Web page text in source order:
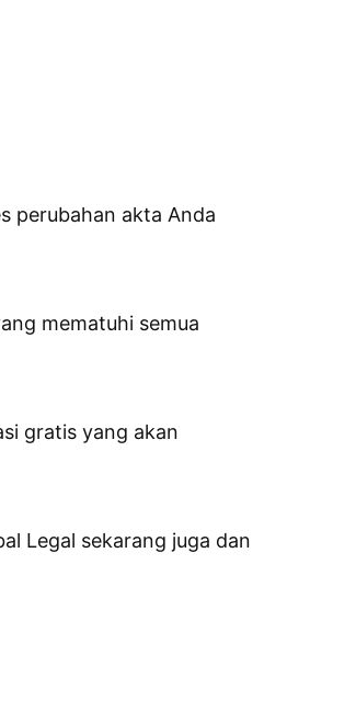
perubahan akta Anda
mematuhi semua
gratis yang akan
Legal sekarang juga dan